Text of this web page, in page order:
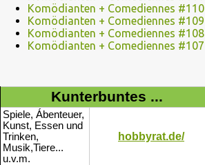
Komödianten + Comediennes #110
Komödianten + Comediennes #109
Komödianten + Comediennes #108
Komödianten + Comediennes #107
Kunterbuntes ...
Spiele, Ábenteuer,
Kunst, Essen und
Trinken,
Musik,Tiere...
u.v.m.
hobbyrat.de/